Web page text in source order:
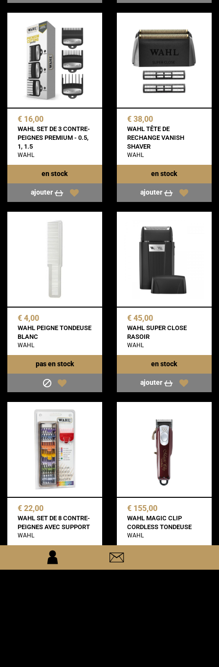
€ 16,00
WAHL SET DE 3 CONTRE-
PEIGNES PREMIUM - 0.5,
1, 1.5
WAHL
en stock
ajouter
€ 38,00
WAHL TÊTE DE
RECHANGE VANISH
SHAVER
WAHL
en stock
ajouter
€ 4,00
WAHL PEIGNE TONDEUSE
BLANC
WAHL
pas en stock
€ 45,00
WAHL SUPER CLOSE
RASOIR
WAHL
en stock
ajouter
€ 22,00
WAHL SET DE 8 CONTRE-
PEIGNES AVEC SUPPORT
WAHL
en stock
€ 155,00
WAHL MAGIC CLIP
CORDLESS TONDEUSE
WAHL